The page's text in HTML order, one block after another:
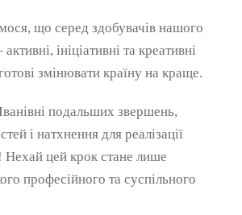
що серед здобувачів нашого
ініціативні та креативні
змінювати країну на краще.
подальших звершень,
і натхнення для реалізації
Нехай цей крок стане лише
професійного та суспільного